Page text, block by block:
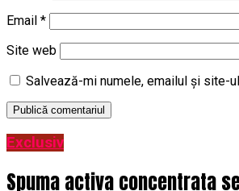
Email *
Site web
Salvează-mi numele, emailul și site-
Exclusiv
Spuma activa concentrata